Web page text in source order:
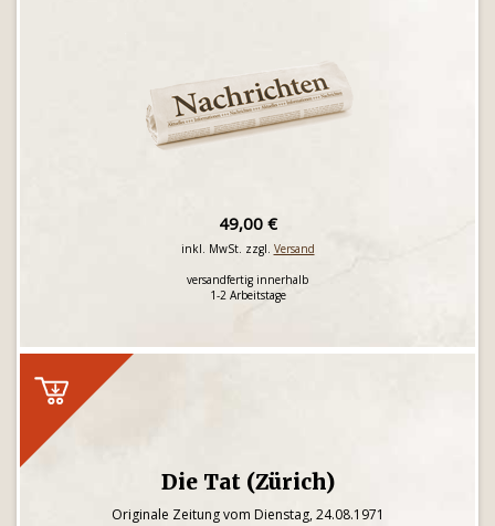
49,00 €
inkl. MwSt. zzgl. Versand
versandfertig innerhalb
1-2 Arbeitstage
Die Tat (Zürich)
Originale Zeitung vom Dienstag, 24.08.1971